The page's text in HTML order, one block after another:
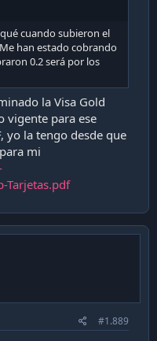
cuando subieron el
han estado cobrando
0.2 será por los
la Visa Gold
vigente para ese
yo la tengo desde que
mi
Tarjetas.pdf
#1.889